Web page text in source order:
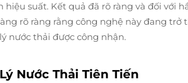
suất. Kết quả đã rõ ràng và đối với
rõ ràng rằng công nghệ này đang trở
nước thải được công nhận.
Nước Thải Tiên Tiến